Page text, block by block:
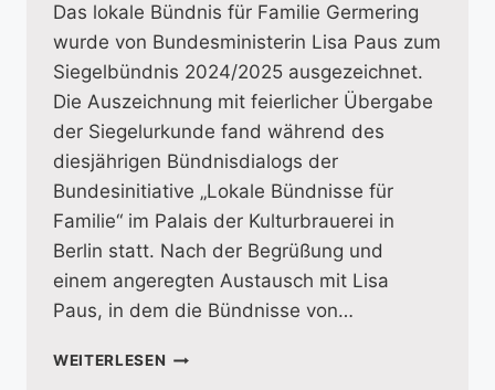
Das lokale Bündnis für Familie Germering
wurde von Bundesministerin Lisa Paus zum
Siegelbündnis 2024/2025 ausgezeichnet.
Die Auszeichnung mit feierlicher Übergabe
der Siegelurkunde fand während des
diesjährigen Bündnisdialogs der
Bundesinitiative „Lokale Bündnisse für
Familie“ im Palais der Kulturbrauerei in
Berlin statt. Nach der Begrüßung und
einem angeregten Austausch mit Lisa
Paus, in dem die Bündnisse von…
WEITERLESEN AUSZEICHNUNG